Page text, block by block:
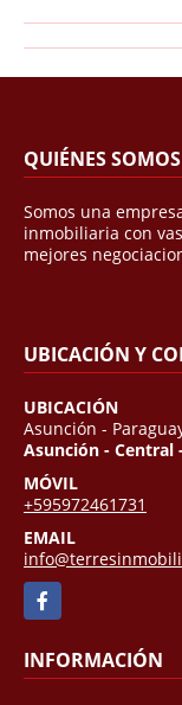
QUIÉNES SOMOS
Somos una
inmobiliaria con
mejores
UBICACIÓN Y
UBICACIÓN
Asunción -
Asunción - Central
MÓVIL
+595972461731
EMAIL
Facebook
INFORMACIÓN